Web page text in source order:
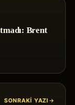
Brent
SONRAKI YAZI